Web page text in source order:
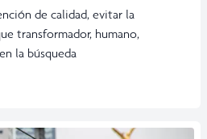
de calidad, evitar la
transformador, humano,
la búsqueda